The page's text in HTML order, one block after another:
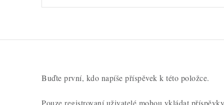
í
Buďte první, kdo napíše příspěvek k této položce.
Pouze registrovaní uživatelé mohou vkládat